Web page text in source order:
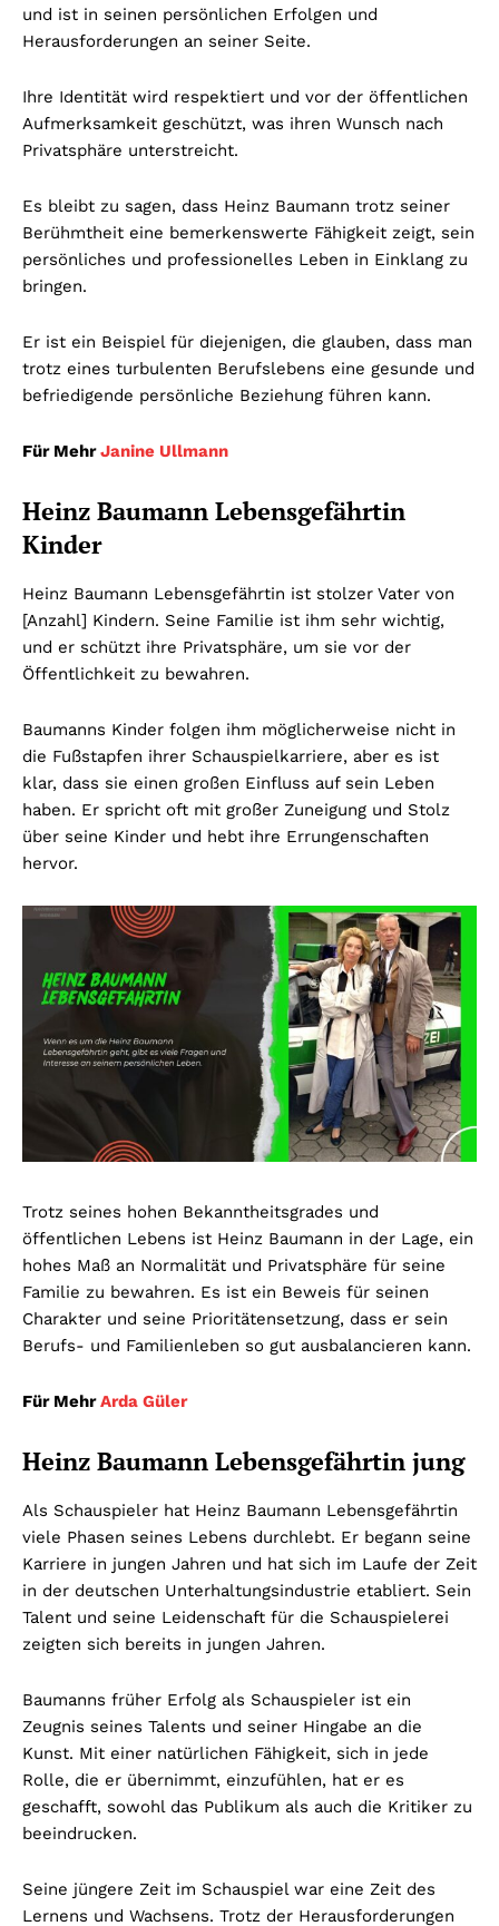
und ist in seinen persönlichen Erfolgen und
Herausforderungen an seiner Seite.
Ihre Identität wird respektiert und vor der öffentlichen
Aufmerksamkeit geschützt, was ihren Wunsch nach
Privatsphäre unterstreicht.
Es bleibt zu sagen, dass Heinz Baumann trotz seiner
Berühmtheit eine bemerkenswerte Fähigkeit zeigt, sein
persönliches und professionelles Leben in Einklang zu
bringen.
Er ist ein Beispiel für diejenigen, die glauben, dass man
trotz eines turbulenten Berufslebens eine gesunde und
befriedigende persönliche Beziehung führen kann.
Für MehrJanine Ullmann
Heinz Baumann Lebensgefährtin
Kinder
Heinz Baumann Lebensgefährtin ist stolzer Vater von
[Anzahl] Kindern. Seine Familie ist ihm sehr wichtig,
und er schützt ihre Privatsphäre, um sie vor der
Öffentlichkeit zu bewahren.
Baumanns Kinder folgen ihm möglicherweise nicht in
die Fußstapfen ihrer Schauspielkarriere, aber es ist
klar, dass sie einen großen Einfluss auf sein Leben
haben. Er spricht oft mit großer Zuneigung und Stolz
über seine Kinder und hebt ihre Errungenschaften
hervor.
Trotz seines hohen Bekanntheitsgrades und
öffentlichen Lebens ist Heinz Baumann in der Lage, ein
hohes Maß an Normalität und Privatsphäre für seine
Familie zu bewahren. Es ist ein Beweis für seinen
Charakter und seine Prioritätensetzung, dass er sein
Berufs- und Familienleben so gut ausbalancieren kann.
Für MehrArda Güler
Heinz Baumann Lebensgefährtin jung
Als Schauspieler hat Heinz Baumann Lebensgefährtin
viele Phasen seines Lebens durchlebt. Er begann seine
Karriere in jungen Jahren und hat sich im Laufe der Zeit
in der deutschen Unterhaltungsindustrie etabliert. Sein
Talent und seine Leidenschaft für die Schauspielerei
zeigten sich bereits in jungen Jahren.
Baumanns früher Erfolg als Schauspieler ist ein
Zeugnis seines Talents und seiner Hingabe an die
Kunst. Mit einer natürlichen Fähigkeit, sich in jede
Rolle, die er übernimmt, einzufühlen, hat er es
geschafft, sowohl das Publikum als auch die Kritiker zu
beeindrucken.
Seine jüngere Zeit im Schauspiel war eine Zeit des
Lernens und Wachsens. Trotz der Herausforderungen